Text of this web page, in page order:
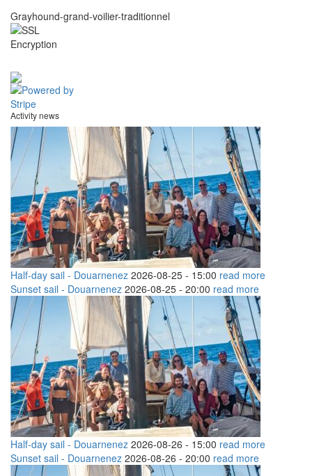
Grayhound-grand-voilier-traditionnel
Activity news
Half-day sail - Douarnenez 2026-08-25 - 15:00 read more
Sunset sail - Douarnenez 2026-08-25 - 20:00 read more
Half-day sail - Douarnenez 2026-08-26 - 15:00 read more
Sunset sail - Douarnenez 2026-08-26 - 20:00 read more